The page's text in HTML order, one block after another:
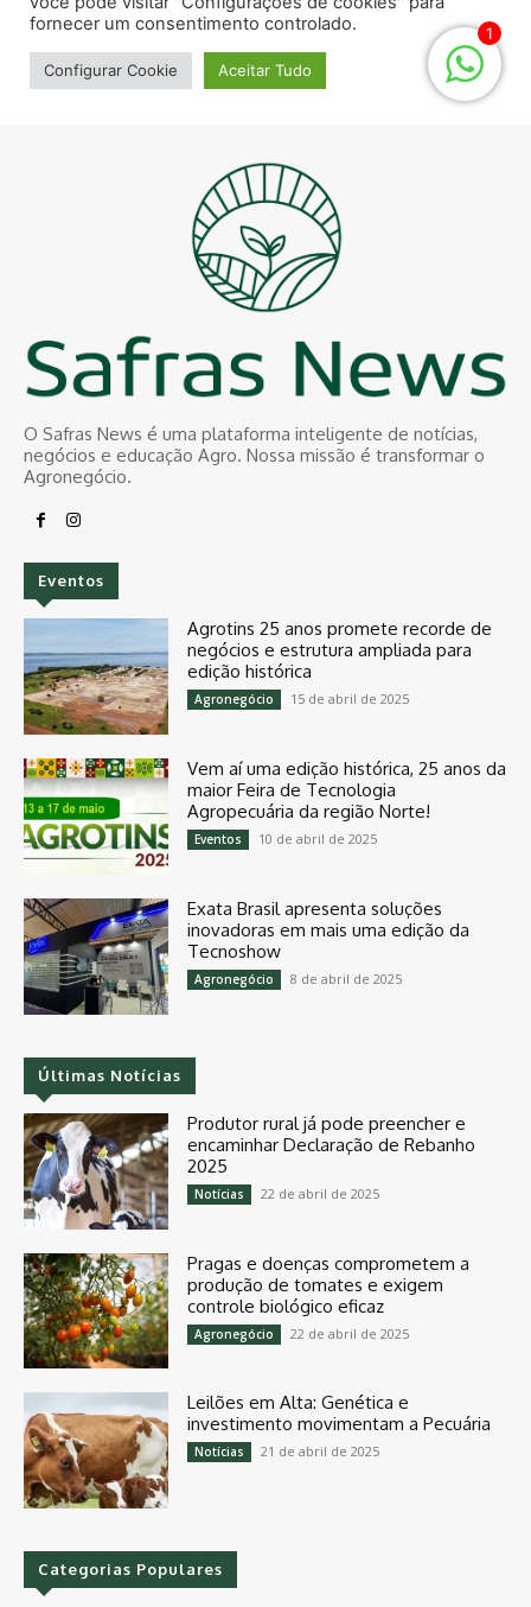
O Safras News é uma plataforma inteligente de notícias,
negócios e educação Agro. Nossa missão é transformar o
Agronegócio.
Eventos
Agrotins 25 anos promete recorde de
negócios e estrutura ampliada para
edição histórica
Agronegócio 15 de abril de 2025
Vem aí uma edição histórica, 25 anos da
maior Feira de Tecnologia
Agropecuária da região Norte!
Eventos 10 de abril de 2025
Exata Brasil apresenta soluções
inovadoras em mais uma edição da
Tecnoshow
Agronegócio 8 de abril de 2025
Últimas Notícias
Produtor rural já pode preencher e
encaminhar Declaração de Rebanho
2025
Notícias 22 de abril de 2025
Pragas e doenças comprometem a
produção de tomates e exigem
controle biológico eficaz
Agronegócio 22 de abril de 2025
Leilões em Alta: Genética e
investimento movimentam a Pecuária
Notícias 21 de abril de 2025
Categorias Populares